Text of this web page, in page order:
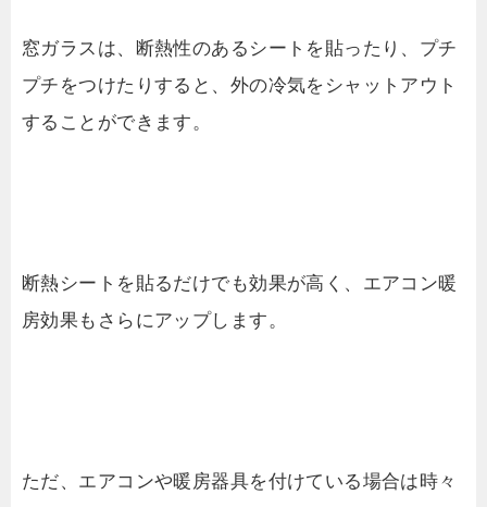
窓ガラスは、断熱性のあるシートを貼ったり、プチ
プチをつけたりすると、外の冷気をシャットアウト
することができます。
断熱シートを貼るだけでも効果が高く、エアコン暖
房効果もさらにアップします。
ただ、エアコンや暖房器具を付けている場合は時々